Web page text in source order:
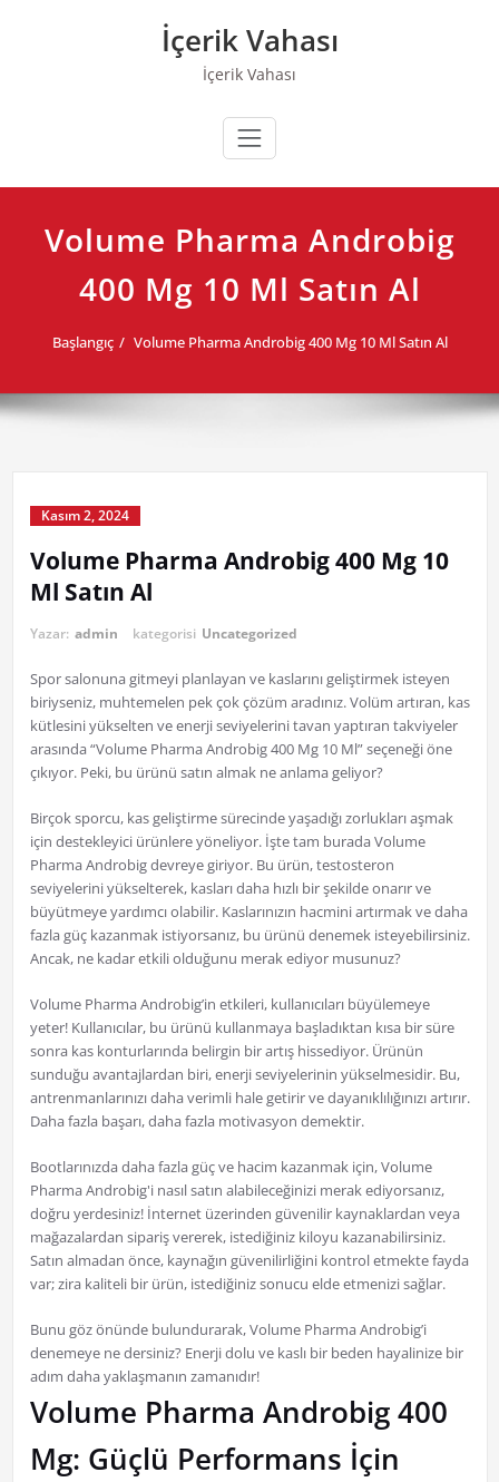
İçerik Vahası
İçerik Vahası
Volume Pharma Androbig
400 Mg 10 Ml Satın Al
Başlangıç Volume Pharma Androbig 400 Mg 10 Ml Satın Al
Kasım 2, 2024
Volume Pharma Androbig 400 Mg 10
Ml Satın Al
Yazar: admin kategorisi Uncategorized
Spor salonuna gitmeyi planlayan ve kaslarını geliştirmek isteyen
biriyseniz, muhtemelen pek çok çözüm aradınız. Volüm artıran, kas
kütlesini yükselten ve enerji seviyelerini tavan yaptıran takviyeler
arasında “Volume Pharma Androbig 400 Mg 10 Ml” seçeneği öne
çıkıyor. Peki, bu ürünü satın almak ne anlama geliyor?
Birçok sporcu, kas geliştirme sürecinde yaşadığı zorlukları aşmak
için destekleyici ürünlere yöneliyor. İşte tam burada Volume
Pharma Androbig devreye giriyor. Bu ürün, testosteron
seviyelerini yükselterek, kasları daha hızlı bir şekilde onarır ve
büyütmeye yardımcı olabilir. Kaslarınızın hacmini artırmak ve daha
fazla güç kazanmak istiyorsanız, bu ürünü denemek isteyebilirsiniz.
Ancak, ne kadar etkili olduğunu merak ediyor musunuz?
Volume Pharma Androbig’in etkileri, kullanıcıları büyülemeye
yeter! Kullanıcılar, bu ürünü kullanmaya başladıktan kısa bir süre
sonra kas konturlarında belirgin bir artış hissediyor. Ürünün
sunduğu avantajlardan biri, enerji seviyelerinin yükselmesidir. Bu,
antrenmanlarınızı daha verimli hale getirir ve dayanıklılığınızı artırır.
Daha fazla başarı, daha fazla motivasyon demektir.
Bootlarınızda daha fazla güç ve hacim kazanmak için, Volume
Pharma Androbig'i nasıl satın alabileceğinizi merak ediyorsanız,
doğru yerdesiniz! İnternet üzerinden güvenilir kaynaklardan veya
mağazalardan sipariş vererek, istediğiniz kiloyu kazanabilirsiniz.
Satın almadan önce, kaynağın güvenilirliğini kontrol etmekte fayda
var; zira kaliteli bir ürün, istediğiniz sonucu elde etmenizi sağlar.
Bunu göz önünde bulundurarak, Volume Pharma Androbig’i
denemeye ne dersiniz? Enerji dolu ve kaslı bir beden hayalinize bir
adım daha yaklaşmanın zamanıdır!
Volume Pharma Androbig 400
Mg: Güçlü Performans İçin